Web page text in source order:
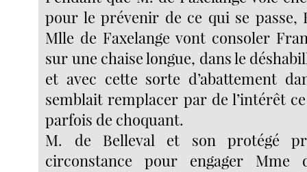
pour le prévenir de ce qui se passe,
Mlle de Faxelange vont consoler
sur une chaise longue, dans le
et avec cette sorte d’abattement
semblait remplacer par de l’intérêt
parfois de choquant.
M. de Belleval et son protégé
circonstance pour engager Mme